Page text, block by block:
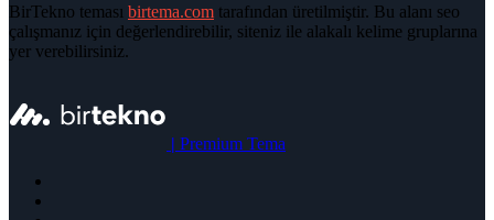
BirTekno teması birtema.com tarafından üretilmiştir. Bu alanı seo
çalışmanız için değerlendirebilir, siteniz ile alakalı kelime gruplarına
yer verebilirsiniz.
| Premium Tema